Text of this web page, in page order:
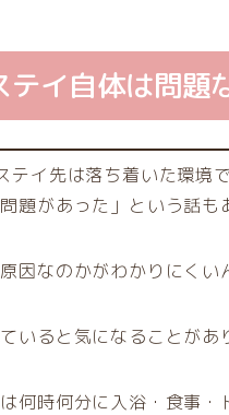
テイ自体は問
テイ先は落ち着いた環境
題があった」という話も
因なのかがわかりにくい
いると気になることがあ
何時何分に入浴・食事